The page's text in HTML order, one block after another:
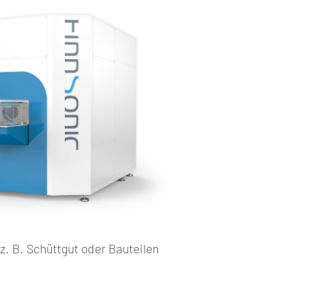
B. Schüttgut oder Bauteilen